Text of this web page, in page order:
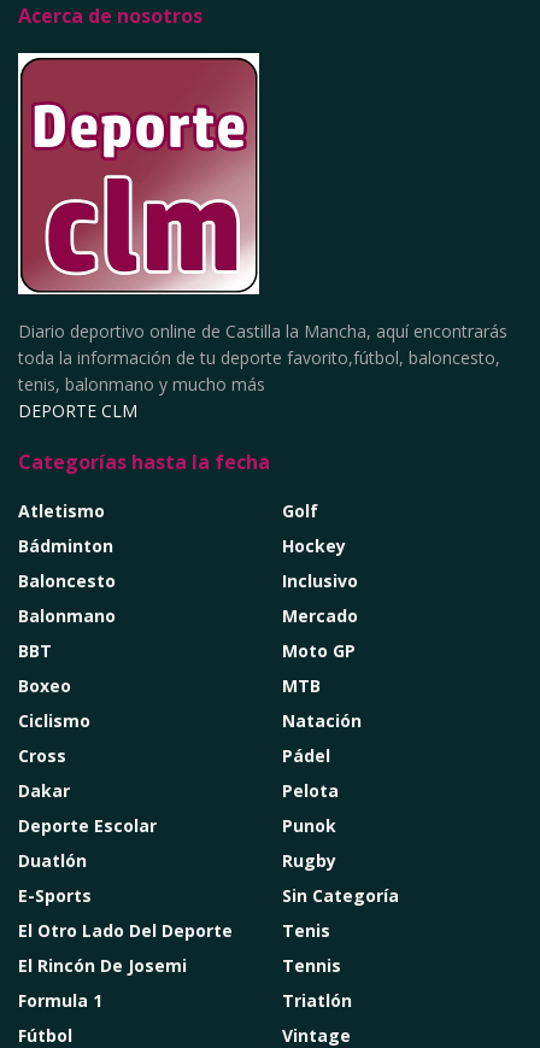
Acerca de nosotros
Diario deportivo online de Castilla la Mancha, aquí encontrarás
toda la información de tu deporte favorito,fútbol, baloncesto,
tenis, balonmano y mucho más
DEPORTE CLM
Categorías hasta la fecha
Atletismo
Bádminton
Baloncesto
Balonmano
BBT
Boxeo
Ciclismo
Cross
Dakar
Deporte Escolar
Duatlón
E-Sports
El Otro Lado Del Deporte
El Rincón De Josemi
Formula 1
Fútbol
Golf
Hockey
Inclusivo
Mercado
Moto GP
MTB
Natación
Pádel
Pelota
Punok
Rugby
Sin Categoría
Tenis
Tennis
Triatlón
Vintage